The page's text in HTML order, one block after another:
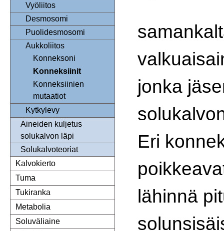
Vyöliitos
Desmosomi
Puolidesmosomi
Aukkoliitos
Konneksoni
Konneksiinit
Konneksiinien
mutaatiot
Kytkylevy
Aineiden kuljetus
solukalvon läpi
Solukalvoteoriat
Kalvokierto
Tuma
Tukiranka
Metabolia
Soluväliaine
jonka
Eri
lähinnä